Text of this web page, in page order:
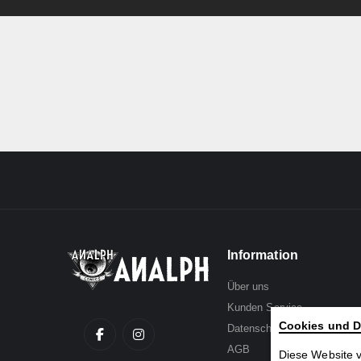
Information
Über uns
Kunden Service
Datenschutz
AGB
Cookies und
Diese Website